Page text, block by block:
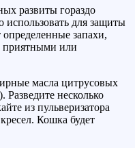
развиты гораздо
использовать для защиты
запахи,
приятными или
масла цитрусовых
несколько
из пульверизатора
Кошка будет